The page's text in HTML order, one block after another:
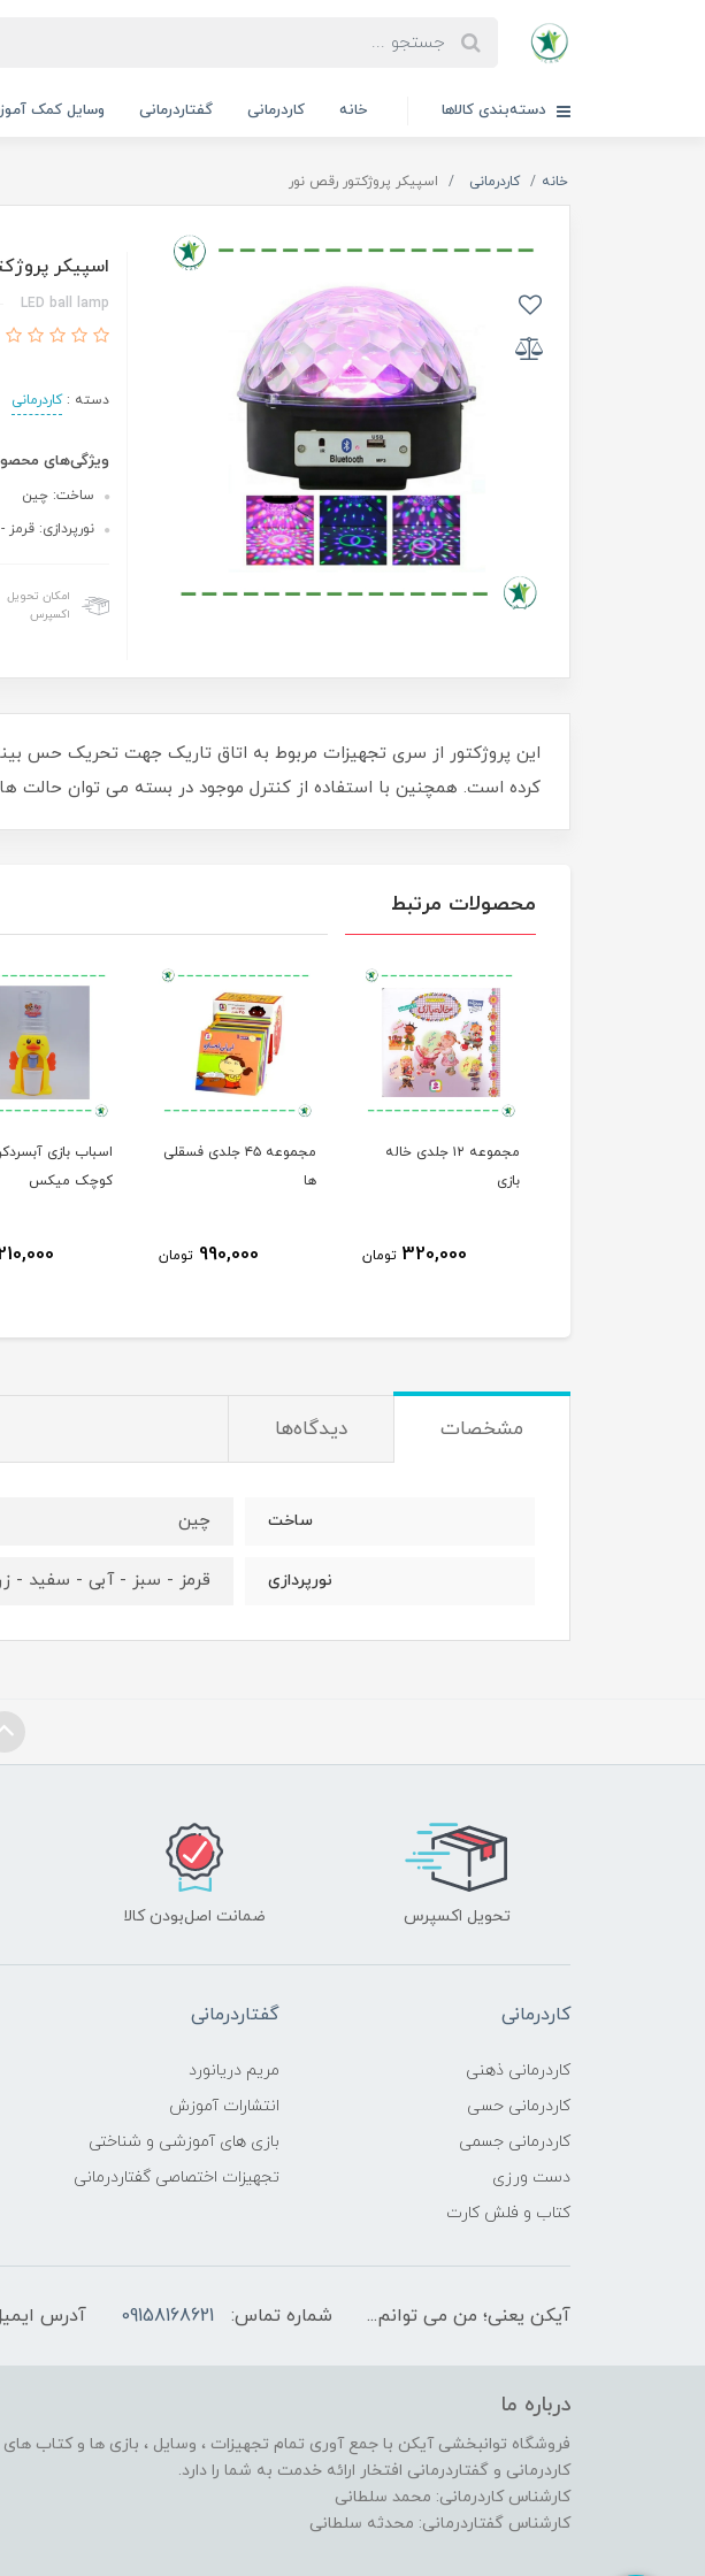
دسته‌بندی کالاها خانه کاردرمانی گفتاردرمانی وسایل کمک
خانه کاردرمانی اسپیکر پروژکتور رقص نور
اسپیکر
LED ball lamp
دسته :کاردرمانی
ویژگی‌های
ساخت: چین
نورپردازی:
امکان تحویل
اکسپرس
این پروژکتور از سری تجهیزات مربوط به اتاق تاریک جهت تحریک حس
کرده است. همچنین با استفاده از کنترل موجود در بسته می توان حالت
محصولات مرتبط
مجموعه ۱۲ جلدی خاله
بازی
320,000 تومان
مجموعه ۴۵ جلدی فسقلی
ها
990,000 تومان
اسباب بازی
کوچک میکس
مشخصات دیدگاه‌ها
ساخت چین
نورپردازی قرمز - سبز - آبی - سفید -
تحویل اکسپرس ضمانت اصل‌بودن کالا
کاردرمانی
کاردرمانی ذهنی
کاردرمانی حسی
کاردرمانی جسمی
دست ورزی
کتاب و فلش کارت
گفتاردرمانی
مریم دریانورد
انتشارات آموزش
بازی های آموزشی و شناختی
تجهیزات اختصاصی گفتاردرمانی
آیکن یعنی؛ من می توانم... شماره تماس: 09158168621 آدرس
درباره ما
فروشگاه توانبخشی آیکن با جمع آوری تمام تجهیزات ، وسایل ، بازی ها و کتاب
کاردرمانی و گفتاردرمانی افتخار ارائه خدمت به شما را دارد.
کارشناس کاردرمانی: محمد سلطانی
کارشناس گفتاردرمانی: محدثه سلطانی